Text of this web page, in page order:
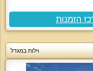
וילות במגדל